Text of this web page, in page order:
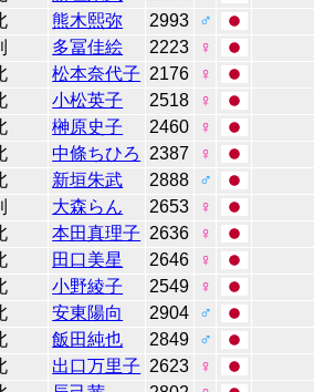
熊木熙弥 2993
♂
多冨佳絵 2223
♀
松本奈代子 2176
♀
小松英子 2518
♀
榊原史子 2460
♀
中條ちひろ 2387
♀
新垣朱武 2888
♂
大森らん 2653
♀
本田真理子 2636
♀
田口美星 2646
♀
小野綾子 2549
♀
安東陽向 2904
♂
飯田純也 2849
♂
出口万里子 2623
♀